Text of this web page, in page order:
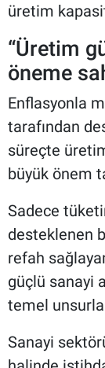
üretim
“Üretim
öneme
Enflasyonla
tarafından
süreçte
büyük önem
Sadece
desteklenen
refah
güçlü sanayi
temel
Sanayi